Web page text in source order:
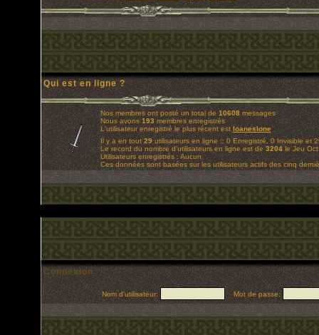
Qui est en ligne ?
Nos membres ont posté un total de10608messages
Nous avons193membres enregistrés
L'utilisateur enregistré le plus récent est loaneslone
Il y a en tout29utilisateurs en ligne :: 0 Enregistré, 0 Invisible et
Le record du nombre d'utilisateurs en ligne est de3204le Jeu
Utilisateurs enregistrés : Aucun
Ces données sont basées sur les utilisateurs actifs des cinq
Connexion
Nom d'utilisateur: Mot de passe: